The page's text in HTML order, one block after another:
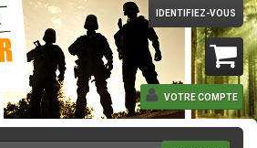
IDENTIFIEZ-VOUS
VOTRE COMPTE